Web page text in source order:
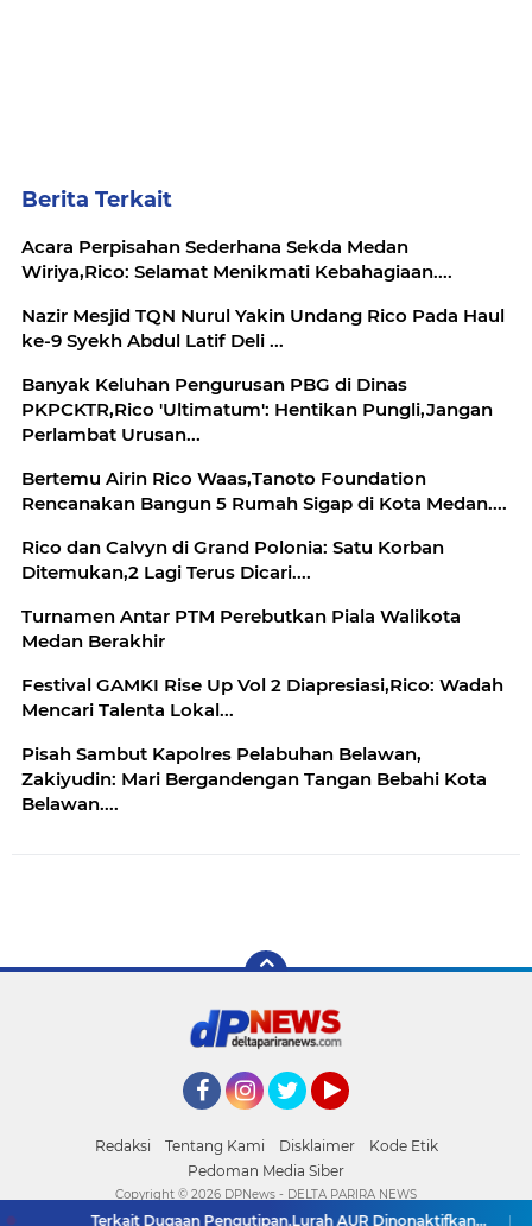
Berita Terkait
Acara Perpisahan Sederhana Sekda Medan
Wiriya,Rico: Selamat Menikmati Kebahagiaan....
Nazir Mesjid TQN Nurul Yakin Undang Rico Pada Haul
ke-9 Syekh Abdul Latif Deli ...
Banyak Keluhan Pengurusan PBG di Dinas
PKPCKTR,Rico 'Ultimatum': Hentikan Pungli,Jangan
Perlambat Urusan...
Bertemu Airin Rico Waas,Tanoto Foundation
Rencanakan Bangun 5 Rumah Sigap di Kota Medan....
Rico dan Calvyn di Grand Polonia: Satu Korban
Ditemukan,2 Lagi Terus Dicari....
Turnamen Antar PTM Perebutkan Piala Walikota
Medan Berakhir
Festival GAMKI Rise Up Vol 2 Diapresiasi,Rico: Wadah
Mencari Talenta Lokal...
Pisah Sambut Kapolres Pelabuhan Belawan,
Zakiyudin: Mari Bergandengan Tangan Bebahi Kota
Belawan....
Redaksi Tentang Kami Disklaimer
Kode Etik
Pedoman Media Siber
Terkait Dugaan Pengutipan,Lurah AUR Dinonaktifkan...
Copyright © 2026 DPNews - DELTA PARIRA NEWS